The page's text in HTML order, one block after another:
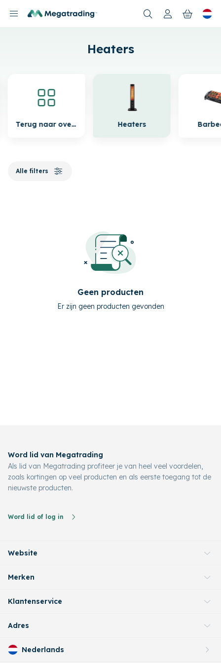
Nieuwe producten
Heaters
Terug naar overzicht Heaters
Alle filters
Geen producten
Er zijn geen producten gevonden
Word lid van Megatrading
Als lid van Megatrading profiteer je van heel veel voordelen,
zoals kortingen op veel producten en als eerste toegang tot de
nieuwste producten.
Word lid of log in
Website
Merken
Klantenservice
Adres
Nederlands